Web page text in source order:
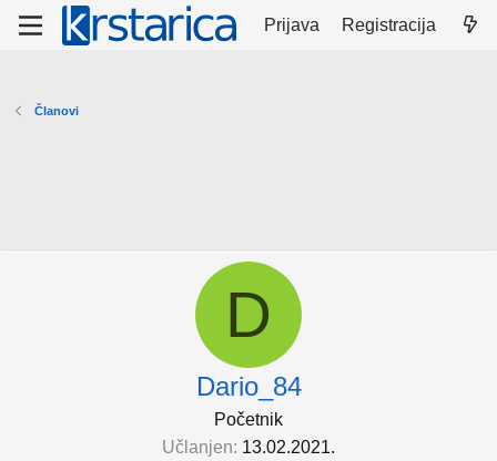
Prijava Registracija
Članovi
D
Dario_84
Početnik
Učlanjen 13.02.2021.